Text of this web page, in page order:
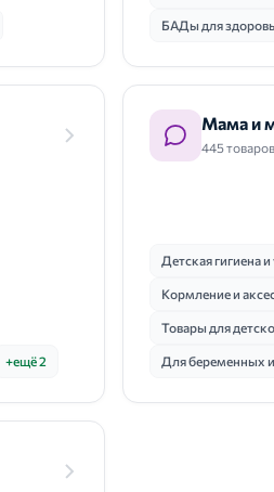
БАДы для
+ещё 2
Мама и
445 товаров
Детская гигиена
Кормление и
Товары для
Для беременных